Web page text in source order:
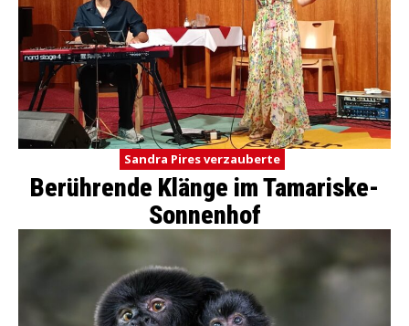
Sandra Pires verzauberte
Berührende Klänge im Tamariske-
Sonnenhof